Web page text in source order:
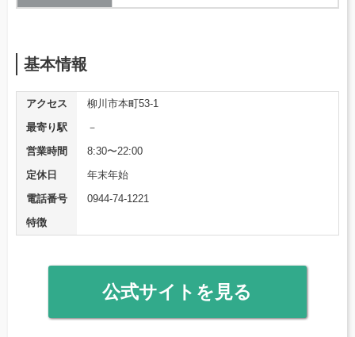
基本情報
アクセス
柳川市本町53-1
最寄り駅
－
営業時間
8:30〜22:00
定休日
年末年始
電話番号
0944-74-1221
特徴
公式サイトを見る